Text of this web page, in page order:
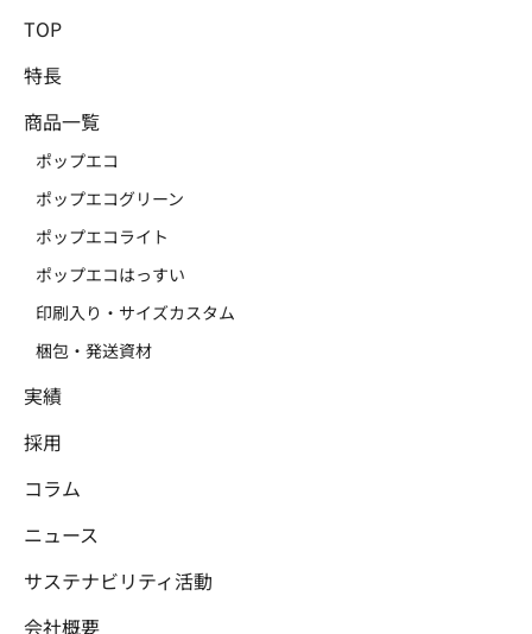
TOP
特長
商品一覧
ポップエコ
ポップエコグリーン
ポップエコライト
ポップエコはっすい
印刷入り・サイズカスタム
梱包・発送資材
実績
採用
コラム
ニュース
サステナビリティ活動
会社概要